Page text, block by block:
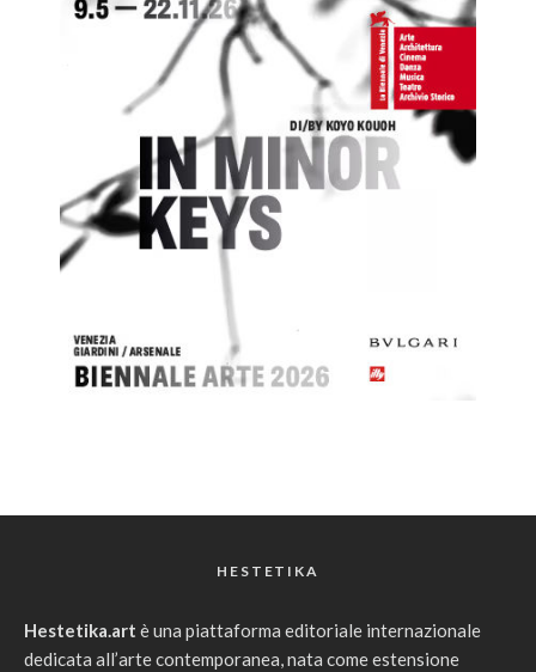
HESTETIKA
Hestetika.art è una piattaforma editoriale internazionale
dedicata all’arte contemporanea, nata come estensione